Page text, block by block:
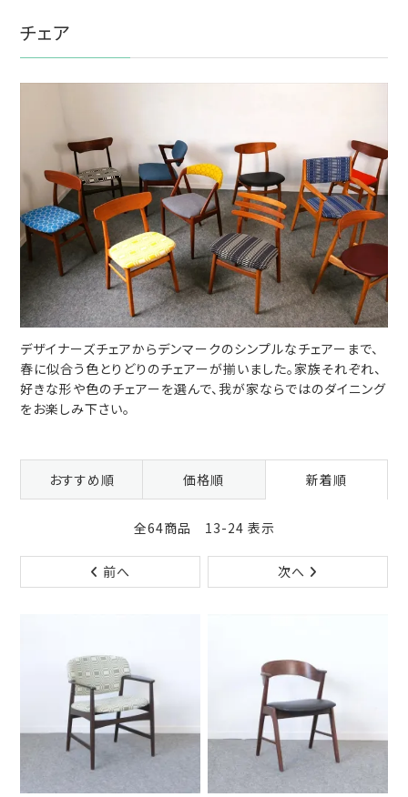
チェア
デザイナーズチェアからデンマークのシンプルなチェアーまで、
春に似合う色とりどりのチェアーが揃いました。家族それぞれ、
好きな形や色のチェアーを選んで、我が家ならではのダイニング
をお楽しみ下さい。
おすすめ順 価格順 新着順
全64商品 13-24 表示
前へ 次へ